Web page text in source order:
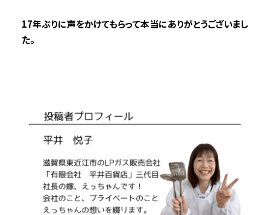
17年ぶりに声をかけてもらって本当にありがとうございまし
た。